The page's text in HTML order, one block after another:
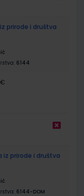
iz prirode i društva
6144
€
iz prirode i društva
6144-DOM